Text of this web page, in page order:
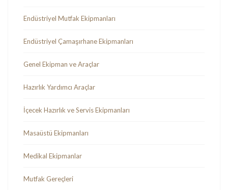
Endüstriyel Mutfak Ekipmanları
Endüstriyel Çamaşırhane Ekipmanları
Genel Ekipman ve Araçlar
Hazırlık Yardımcı Araçlar
İçecek Hazırlık ve Servis Ekipmanları
Masaüstü Ekipmanları
Medikal Ekipmanlar
Mutfak Gereçleri